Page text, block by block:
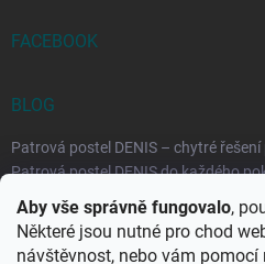
Aby vše správně fungovalo,
Některé jsou nutné pro chod
návštěvnost, nebo vám
FACEBOOK
BLOG
Patrová postel DENIS – chytré
Patrová postel DENIS do každého
Rozkládací postele RELAX – ideální
každodenní spaní